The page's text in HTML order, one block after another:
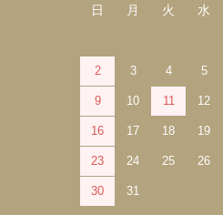
日 月 火 水
2 3 4 5
9 10 11 12
16 17 18 19
23 24 25 26
30 31